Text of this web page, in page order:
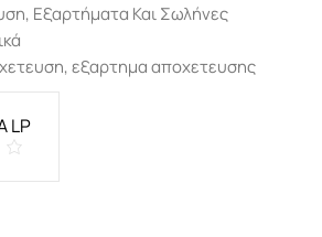
, Εξαρτήματα Και Σωλήνες
,εξαρτημα αποχετευσης
LP